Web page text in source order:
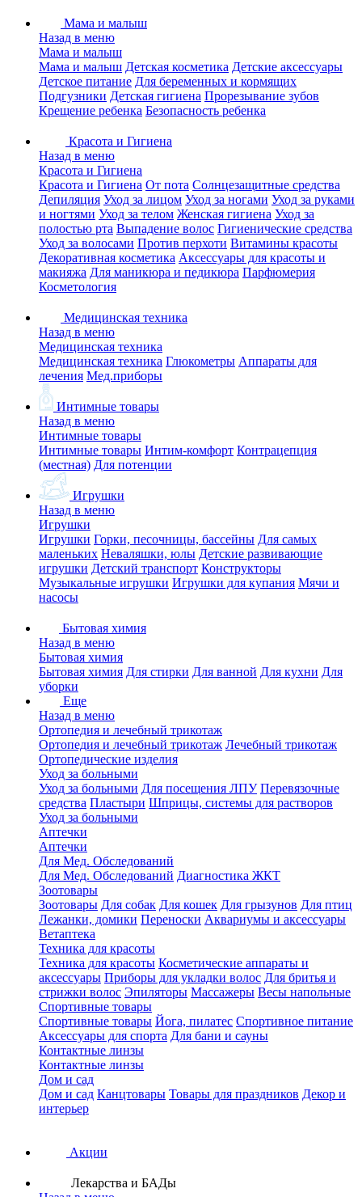
Мама и малыш
Назад в меню
Мама и малыш
Мама и малыш Детская косметика Детские аксессуары
Детское питание Для беременных и кормящих
Подгузники Детская гигиена Прорезывание зубов
Крещение ребенка Безопасность ребенка
Красота и Гигиена
Назад в меню
Красота и Гигиена
Красота и Гигиена От пота Солнцезащитные средства
Депиляция Уход за лицом Уход за ногами Уход за руками
и ногтями Уход за телом Женская гигиена Уход за
полостью рта Выпадение волос Гигиенические средства
Уход за волосами Против перхоти Витамины красоты
Декоративная косметика Аксессуары для красоты и
макияжа Для маникюра и педикюра Парфюмерия
Косметология
Медицинская техника
Назад в меню
Медицинская техника
Медицинская техника Глюкометры Аппараты для
лечения Мед.приборы
Интимные товары
Назад в меню
Интимные товары
Интимные товары Интим-комфорт Контрацепция
(местная) Для потенции
Игрушки
Назад в меню
Игрушки
Игрушки Горки, песочницы, бассейны Для самых
маленьких Неваляшки, юлы Детские развивающие
игрушки Детский транспорт Конструкторы
Музыкальные игрушки Игрушки для купания Мячи и
насосы
Бытовая химия
Назад в меню
Бытовая химия
Бытовая химия Для стирки Для ванной Для кухни Для
уборки
Еще
Назад в меню
Ортопедия и лечебный трикотаж
Ортопедия и лечебный трикотаж Лечебный трикотаж
Ортопедические изделия
Уход за больными
Уход за больными Для посещения ЛПУ Перевязочные
средства Пластыри Шприцы, системы для растворов
Уход за больными
Аптечки
Аптечки
Для Мед. Обследований
Для Мед. Обследований Диагностика ЖКТ
Зоотовары
Зоотовары Для собак Для кошек Для грызунов Для птиц
Лежанки, домики Переноски Аквариумы и аксессуары
Ветаптека
Техника для красоты
Техника для красоты Косметические аппараты и
аксессуары Приборы для укладки волос Для бритья и
стрижки волос Эпиляторы Массажеры Весы напольные
Спортивные товары
Спортивные товары Йога, пилатес Спортивное питание
Аксессуары для спорта Для бани и сауны
Контактные линзы
Контактные линзы
Дом и сад
Дом и сад Канцтовары Товары для праздников Декор и
интерьер
Акции
Лекарства и БАДы